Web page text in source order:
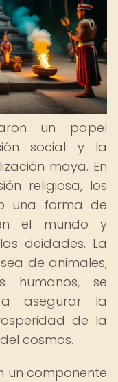
un papel
social y la
maya. En
religiosa, los
una forma de
el mundo y
deidades. La
de animales,
humanos, se
asegurar la
de la
cosmos.
un componente